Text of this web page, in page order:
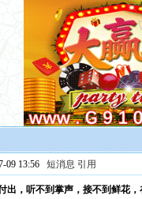
09 13:56 短消息 引用
出，听不到掌声，接不到鲜花